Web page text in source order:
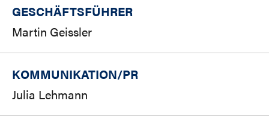
GESCHÄFTSFÜHRER
Martin Geissler
KOMMUNIKATION/PR
Julia Lehmann